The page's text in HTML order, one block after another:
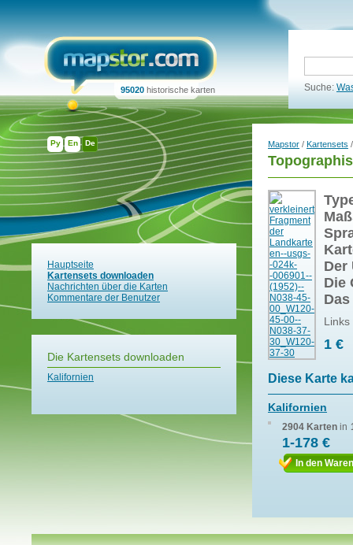
Ру En De
95020 historische karten Suche:
Hauptseite
Kartensets downloaden
Nachrichten über die Karten
Kommentare der Benutzer
Die Kartensets downloaden
Kalifornien
Mapstor / Kartensets
Der
Die
1 €
Diese Karte
Kalifornien
2904 Karten in
1-178 €
In den